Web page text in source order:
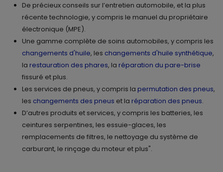
De précieux conseils sur l’entretien automobile, et la plus
récente technologie, y compris le manuel du propriétaire
électronique (MPE).
Une gamme complète de soins automobiles, y compris les
changements d'huile, les changements d'huile synthétique,
la restauration des phares, la réparation du pare-brise
fissuré et plus.
Les services de pneus, y compris la permutation des pneus,
les changements des pneus et la réparation des pneus.
D’autres produits et services, y compris les batteries, les
ceintures serpentines, les essuie-glaces, les
remplacements de filtres, le nettoyage du système de
carburant, le rinçage du moteur et plus".